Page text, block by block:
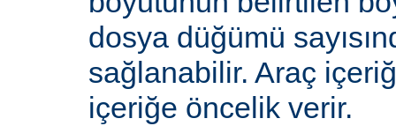
dosya düğümü
sağlanabilir. Araç
içeriğe öncelik verir.